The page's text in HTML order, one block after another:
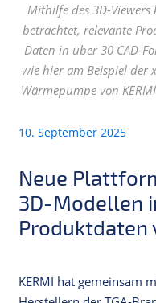
Mithilfe des 3D-
betrachtet, relevante
Daten in über 30 CAD-
wie hier am Beispiel der
Wärmepumpe von
10. September 2025
Neue
3D-Modellen
Produktdaten
KERMI hat gemeinsam